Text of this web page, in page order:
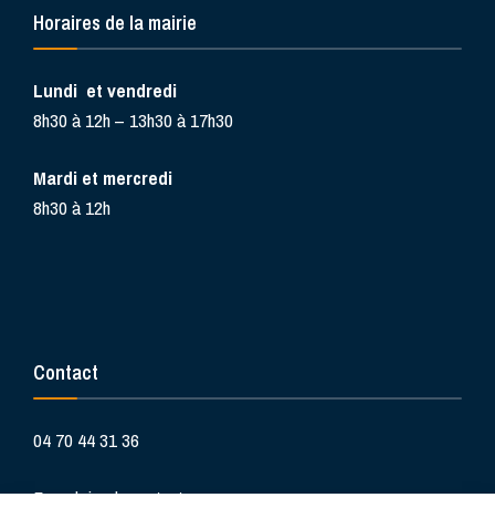
Horaires de la mairie
Lundi et vendredi
8h30 à 12h – 13h30 à 17h30
Mardi et mercredi
8h30 à 12h
Contact
04 70 44 31 36
Formulaire de contact